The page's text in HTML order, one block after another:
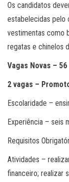
Os candidatos
estabelecidas pelo
vestimentas como
regatas e chinelos
Vagas Novas – 56
2 vagas –
Escolaridade –
Experiência – seis
Requisitos
Atividades –
financeiro; realizar